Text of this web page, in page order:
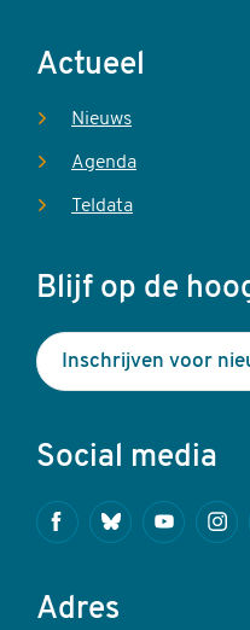
Actueel
Nieuws
Agenda
Teldata
Blijf op de
Inschrijven voor
Social media
FacebookBlueskyYoutube
Adres